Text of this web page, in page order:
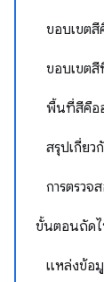
ขอบเขตสี
ขอบเขต
พื้นที่สีคือ
สรุปเกี่ย
การตรว
ขั้นตอนถัด
แหล่งข้อ